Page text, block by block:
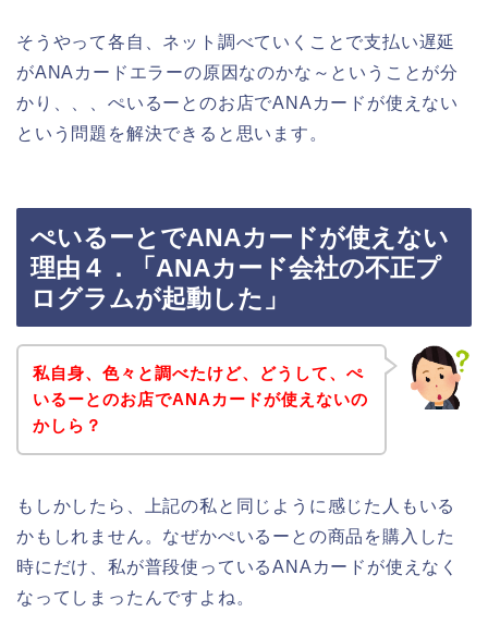
そうやって各自、ネット調べていくことで支払い遅延
がANAカードエラーの原因なのかな～ということが分
かり、、、ぺいるーとのお店でANAカードが使えない
という問題を解決できると思います。
ぺいるーとでANAカードが使えない
理由４．「ANAカード会社の不正プ
ログラムが起動した」
私自身、色々と調べたけど、どうして、ぺ
いるーとのお店でANAカードが使えないの
かしら？
もしかしたら、上記の私と同じように感じた人もいる
かもしれません。なぜかぺいるーとの商品を購入した
時にだけ、私が普段使っているANAカードが使えなく
なってしまったんですよね。